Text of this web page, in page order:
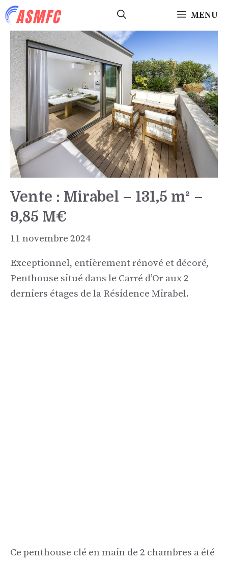
Aller
au
contenu
MENU
Vente : Mirabel – 131,5 m² –
9,85 M€
11 novembre 2024
Exceptionnel, entièrement rénové et décoré,
Penthouse situé dans le Carré d’Or aux 2
derniers étages de la Résidence Mirabel.
Ce penthouse clé en main de 2 chambres a été